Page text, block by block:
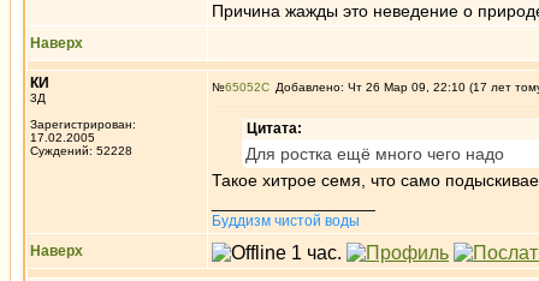
Причина жажды это неведение о
Наверх
КИ
3Д
Зарегистрирован:
17.02.2005
Суждений: 52228
№65052 Добавлено: Чт 26 Мар 09, 22:10 (17 лет
Цитата:
Для ростка ещё много чего надо
Такое хитрое семя, что само
Буддизм чистой воды
Наверх